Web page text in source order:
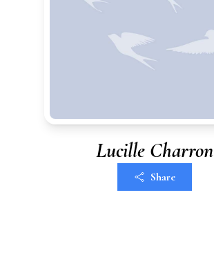
Lucille Charron
Share